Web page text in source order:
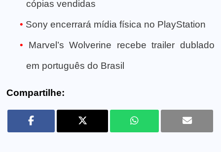
cópias vendidas
Sony encerrará mídia física no PlayStation
Marvel’s Wolverine recebe trailer dublado
em português do Brasil
Compartilhe: